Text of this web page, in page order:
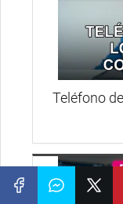
Teléfono